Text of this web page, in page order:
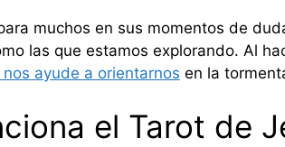
muchos en sus momentos de
las que estamos explorando. Al
ayude a orientarnos en la
el Tarot de